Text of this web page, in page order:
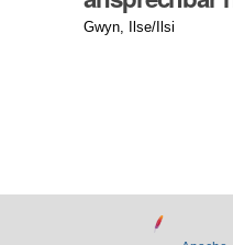
Gwyn, Ilse/Ilsi